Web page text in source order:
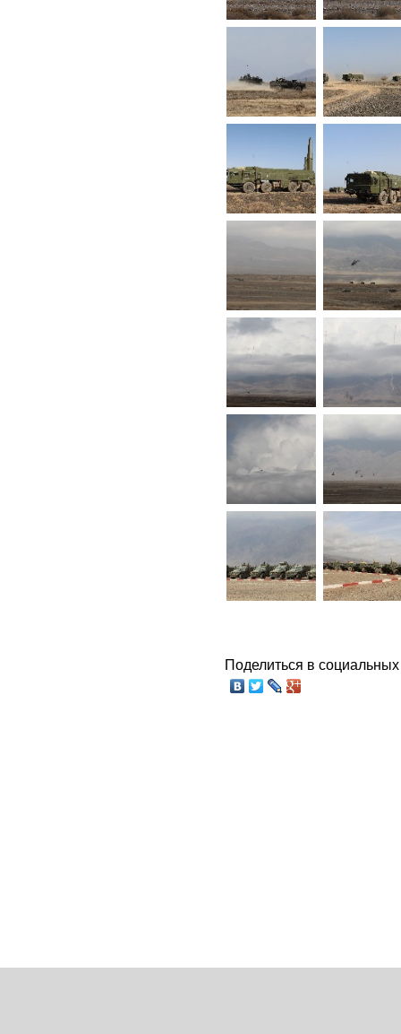
Поделиться в социальных